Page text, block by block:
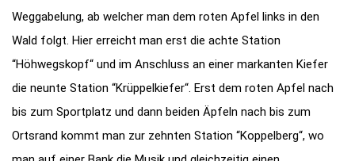
Weggabelung, ab welcher man dem roten Apfel links in den
Wald folgt. Hier erreicht man erst die achte Station
“Höhwegskopf“ und im Anschluss an einer markanten Kiefer
die neunte Station “Krüppelkiefer“. Erst dem roten Apfel nach
bis zum Sportplatz und dann beiden Äpfeln nach bis zum
Ortsrand kommt man zur zehnten Station “Koppelberg“, wo